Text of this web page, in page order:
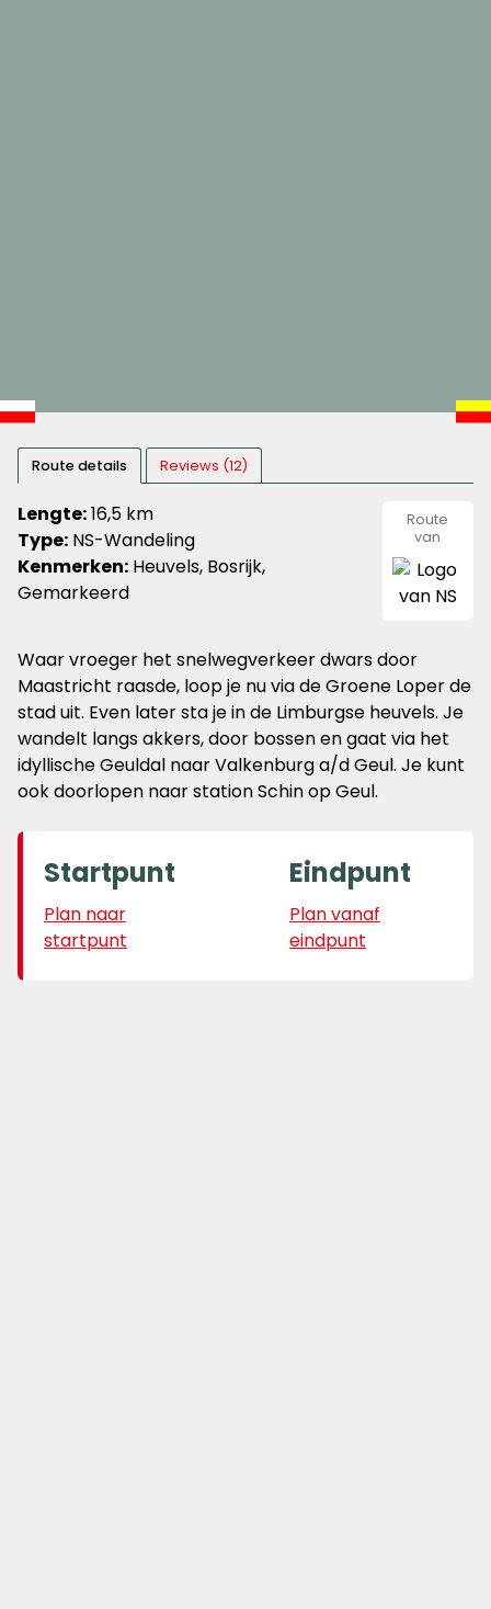
Route details Reviews (12)
Lengte:16,5 km
Type: NS-Wandeling
Kenmerken: Heuvels, Bosrijk,
Gemarkeerd
Route
van
Waar vroeger het snelwegverkeer dwars door
Maastricht raasde, loop je nu via de Groene Loper de
stad uit. Even later sta je in de Limburgse heuvels. Je
wandelt langs akkers, door bossen en gaat via het
idyllische Geuldal naar Valkenburg a/d Geul. Je kunt
ook doorlopen naar station Schin op Geul.
Startpunt
Plan naar
startpunt
Eindpunt
Plan vanaf
eindpunt